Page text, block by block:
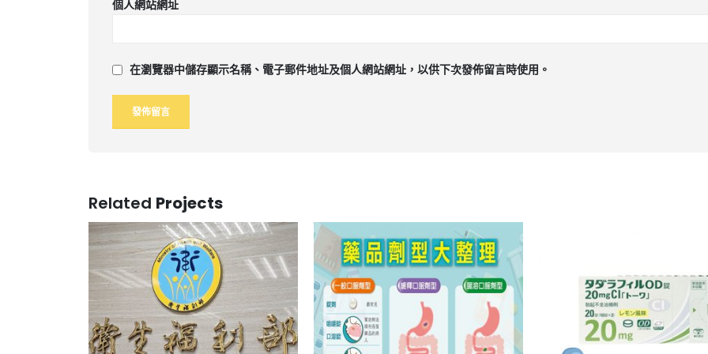
個人網站網址
在瀏覽器中儲存顯示名稱、電子郵件地址及個人網站網址，以供下次發佈留言時使用。
Related Projects